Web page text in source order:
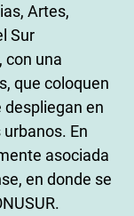
Artes,
Sur
con una
que coloquen
despliegan en
En
asociada
en donde se